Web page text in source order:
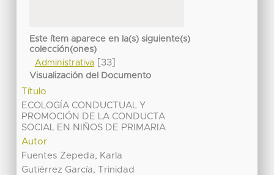
Este ítem aparece en la(s) siguiente(s)
colección(ones)
Administrativa[33]
Visualización del Documento
Título
ECOLOGÍA CONDUCTUAL Y
PROMOCIÓN DE LA CONDUCTA
SOCIAL EN NIÑOS DE PRIMARIA
Autor
Fuentes Zepeda, Karla
Gutiérrez García, Trinidad